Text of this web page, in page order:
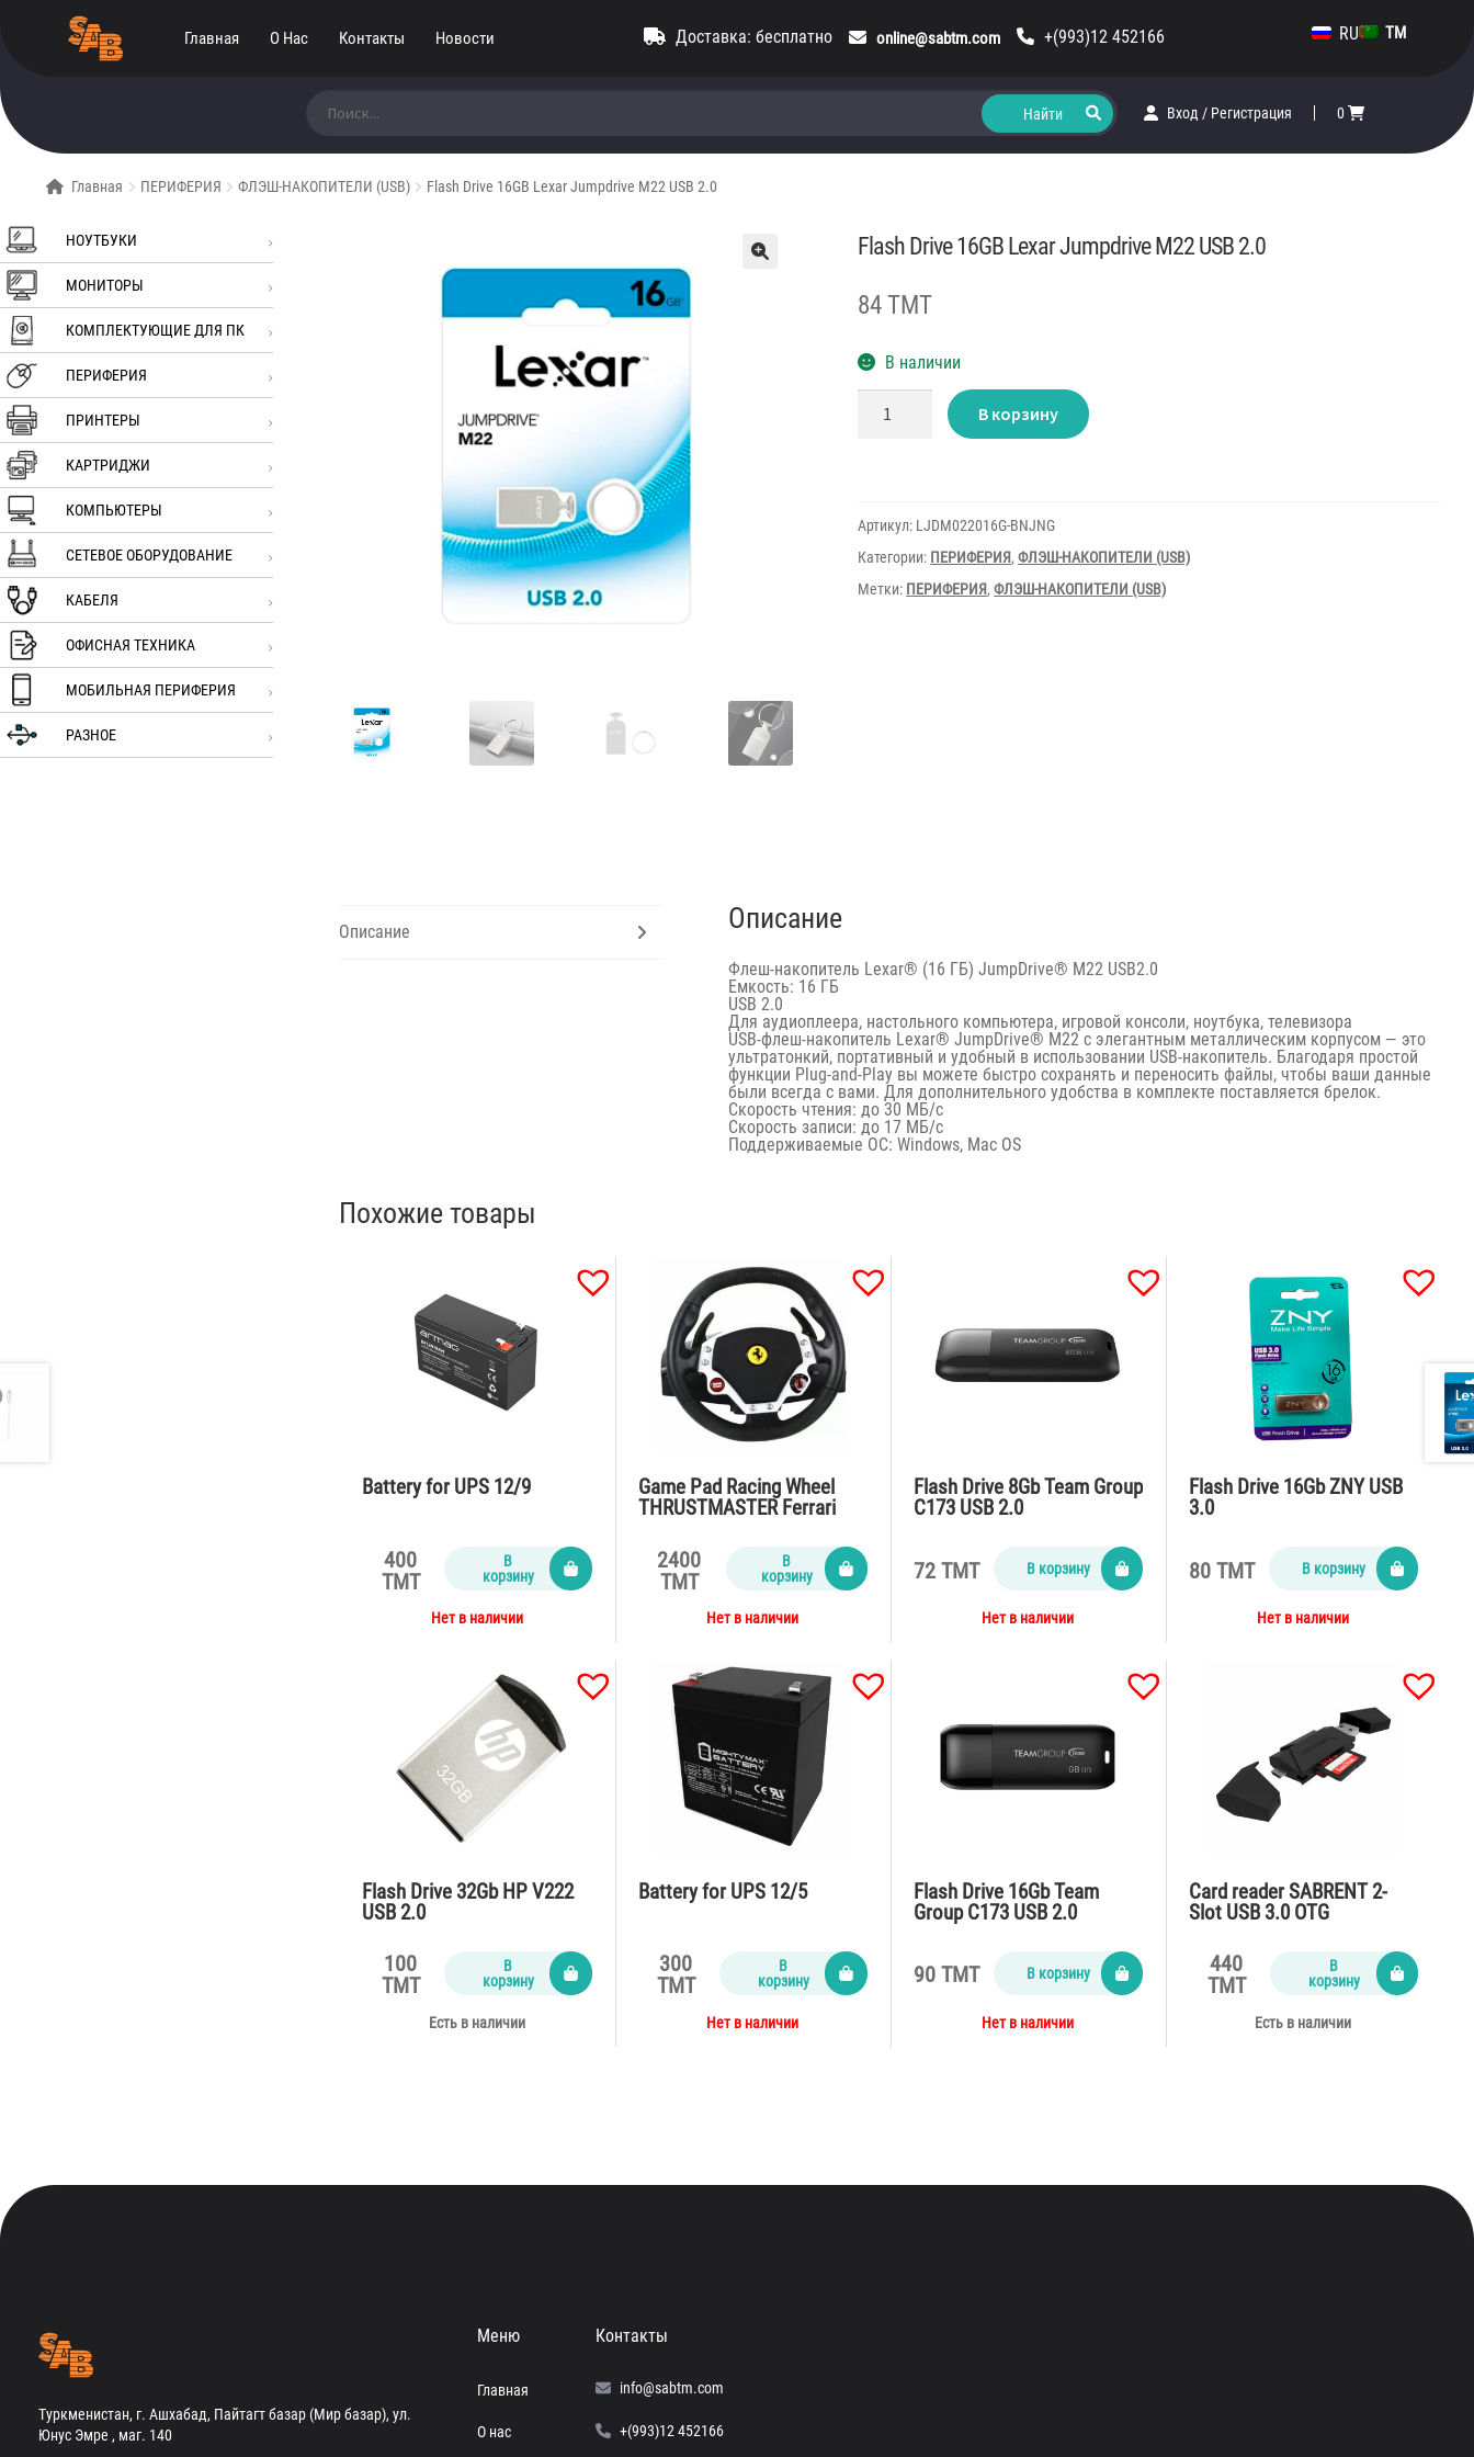
Главная О Нас Контакты Новости Доставка: бесплатно online@sabtm.com +(993)12 452166 RU TM
Вход / Регистрация 0
Главная ПЕРИФЕРИЯ ФЛЭШ-НАКОПИТЕЛИ (USB) Flash Drive 16GB Lexar Jumpdrive M22 USB 2.0
НОУТБУКИ
МОНИТОРЫ
КОМПЛЕКТУЮЩИЕ ДЛЯ ПК
ПЕРИФЕРИЯ
ПРИНТЕРЫ
КАРТРИДЖИ
КОМПЬЮТЕРЫ
СЕТЕВОЕ ОБОРУДОВАНИЕ
КАБЕЛЯ
ОФИСНАЯ ТЕХНИКА
МОБИЛЬНАЯ ПЕРИФЕРИЯ
РАЗНОЕ
Flash Drive 16GB Lexar Jumpdrive M22 USB 2.0
84 TMT
В наличии
Количество
товара
M22
USB
2.0
В корзину
Артикул: LJDM022016G-BNJNG
Категории: ПЕРИФЕРИЯ,ФЛЭШ-НАКОПИТЕЛИ (USB)
Метки: ПЕРИФЕРИЯ,ФЛЭШ-НАКОПИТЕЛИ (USB)
Описание Описание
Флеш-накопитель Lexar® (16 ГБ) JumpDrive® M22 USB2.0
Емкость: 16 ГБ
USB 2.0
Для аудиоплеера, настольного компьютера, игровой консоли, ноутбука, телевизора
USB-флеш-накопитель Lexar® JumpDrive® M22 с элегантным металлическим корпусом — это
ультратонкий, портативный и удобный в использовании USB-накопитель. Благодаря простой
функции Plug-and-Play вы можете быстро сохранять и переносить файлы, чтобы ваши данные
были всегда с вами. Для дополнительного удобства в комплекте поставляется брелок.
Скорость чтения: до 30 МБ/с
Скорость записи: до 17 МБ/с
Поддерживаемые ОС: Windows, Mac OS
Похожие товары
Battery for UPS 12/9
400
TMT
В
корзину
Нет в наличии
Game Pad Racing Wheel
THRUSTMASTER Ferrari
2400
TMT
В
корзину
Нет в наличии
Flash Drive 8Gb Team Group
C173 USB 2.0
72 TMT В корзину
Нет в наличии
Flash Drive 16Gb ZNY USB
3.0
80 TMT В корзину
Нет в наличии
Flash Drive 32Gb HP V222
USB 2.0
100
TMT
В
корзину
Есть в наличии
Battery for UPS 12/5
300
TMT
В
корзину
Нет в наличии
Flash Drive 16Gb Team
Group C173 USB 2.0
90 TMT В корзину
Нет в наличии
Card reader SABRENT 2-
Slot USB 3.0 OTG
440
TMT
В
корзину
Есть в наличии
Туркменистан, г. Ашхабад, Пайтагт базар (Мир базар), ул.
Юнус Эмре , маг. 140
Меню
Главная
О нас
Контакты
info@sabtm.com
+(993)12 452166